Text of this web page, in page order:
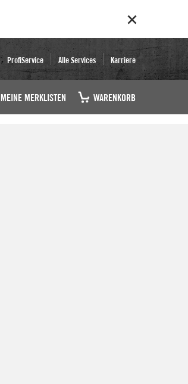
ProfiService Alle Services Karriere
MEINE MERKLISTEN WARENKORB